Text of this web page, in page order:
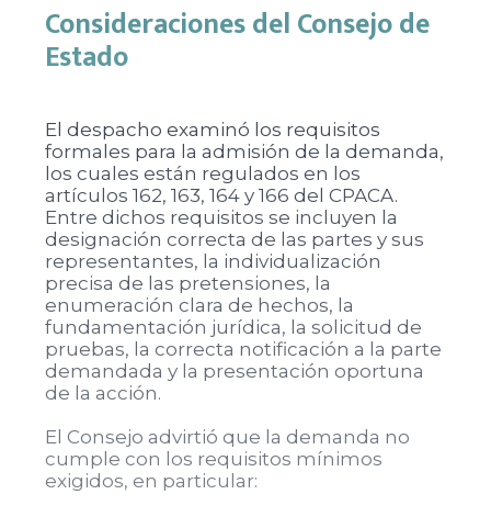
Consideraciones del Consejo de
Estado
El despacho examinó los requisitos
formales para la admisión de la demanda,
los cuales están regulados en los
artículos 162, 163, 164 y 166 del CPACA.
Entre dichos requisitos se incluyen la
designación correcta de las partes y sus
representantes, la individualización
precisa de las pretensiones, la
enumeración clara de hechos, la
fundamentación jurídica, la solicitud de
pruebas, la correcta notificación a la parte
demandada y la presentación oportuna
de la acción.
El Consejo advirtió que la demanda no
cumple con los requisitos mínimos
exigidos, en particular: